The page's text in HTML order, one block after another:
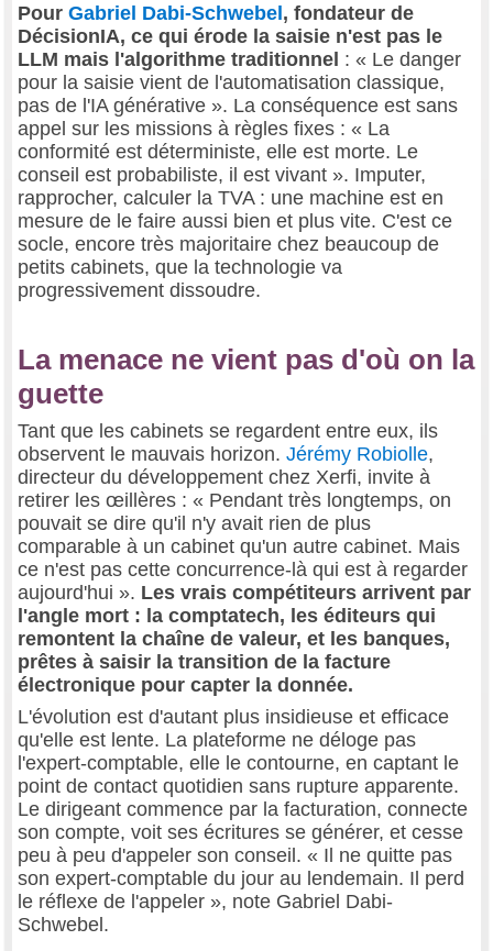
Pour Gabriel Dabi-Schwebel, fondateur de
DécisionIA, ce qui érode la saisie n'est pas le
LLM mais l'algorithme traditionnel : « Le danger
pour la saisie vient de l'automatisation classique,
pas de l'IA générative ». La conséquence est sans
appel sur les missions à règles fixes : « La
conformité est déterministe, elle est morte. Le
conseil est probabiliste, il est vivant ». Imputer,
rapprocher, calculer la TVA : une machine est en
mesure de le faire aussi bien et plus vite. C'est ce
socle, encore très majoritaire chez beaucoup de
petits cabinets, que la technologie va
progressivement dissoudre.
La menace ne vient pas d'où on la
guette
Tant que les cabinets se regardent entre eux, ils
observent le mauvais horizon. Jérémy Robiolle,
directeur du développement chez Xerfi, invite à
retirer les œillères : « Pendant très longtemps, on
pouvait se dire qu'il n'y avait rien de plus
comparable à un cabinet qu'un autre cabinet. Mais
ce n'est pas cette concurrence-là qui est à regarder
aujourd'hui ». Les vrais compétiteurs arrivent par
l'angle mort : la comptatech, les éditeurs qui
remontent la chaîne de valeur, et les banques,
prêtes à saisir la transition de la facture
électronique pour capter la donnée.
L'évolution est d'autant plus insidieuse et efficace
qu'elle est lente. La plateforme ne déloge pas
l'expert-comptable, elle le contourne, en captant le
point de contact quotidien sans rupture apparente.
Le dirigeant commence par la facturation, connecte
son compte, voit ses écritures se générer, et cesse
peu à peu d'appeler son conseil. « Il ne quitte pas
son expert-comptable du jour au lendemain. Il perd
le réflexe de l'appeler », note Gabriel Dabi-
Schwebel.